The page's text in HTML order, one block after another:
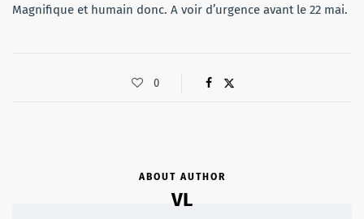
Magnifique et humain donc. A voir d’urgence avant le 22 mai.
0
ABOUT AUTHOR
VL